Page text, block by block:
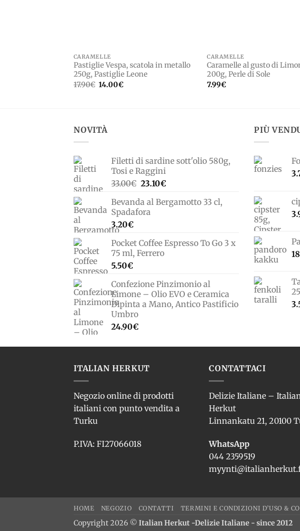
CARAMELLE
Pastiglie Vespa, scatola in metallo
250g, Pastiglie Leone
17.90€ Il
14.00€
CARAMELLE
Caramelle al gusto di
200g, Perle di Sole
7.99€
NOVITÀ
Filetti di sardine sott'olio 580g,
Tosi e Raggini
33.00€ Il
originale
era:
23.10€Il
attuale
Bevanda al Bergamotto 33 cl,
Spadafora
3.20€
Pocket Coffee Espresso To Go 3 x
75 ml, Ferrero
5.50€
Confezione Pinzimonio al
Limone – Olio EVO e Ceramica
Dipinta a Mano, Antico Pastificio
Umbro
24.90€
PIÙ
ITALIAN HERKUT
Negozio online di prodotti
italiani con punto vendita a
Turku
P.IVA: FI27066018
CONTATTACI
Delizie Italiane –
Herkut
Linnankatu 21, 20100
WhatsApp
044 2359519
HOME NEGOZIO CONTATTI TERMINI E CONDIZIONI D’USO &
Copyright 2026 © Italian Herkut -Delizie Italiane - since 2012